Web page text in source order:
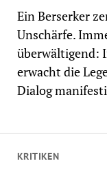
KRITIKEN
Ein Berserker
Unschärfe.
überwältigend:
erwacht die
Dialog